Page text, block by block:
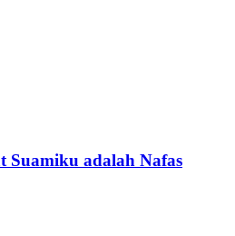
Suamiku adalah Nafas